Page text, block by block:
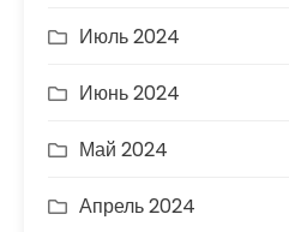
Июль 2024
Июнь 2024
Май 2024
Апрель 2024